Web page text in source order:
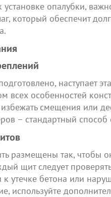
опалубки,
который обеспечит
наступает
всех особенностей
смещения или
– стандартный
размещены так, чтобы
щит следует
к утечке бетона или
используйте